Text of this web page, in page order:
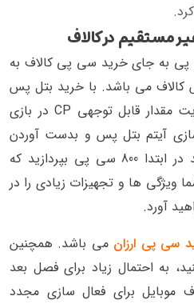
مستقیم در کالاف
به جای خرید سی پی کالاف به
می باشد. با خرید بتل پس
می توانید با انجام هر ماموریت مقدار قابل توجهی CP در بازی
آیتم بتل پس و بدست آوردن
CP در ماموریت های آن باید در ابتدا 800 سی پی بپردازید که
ویژگی ها و تجهیزات زیادی را در
آورد.
سی پی ارزان می باشد. همچنین
به احتمال زیاد برای فصل بعد
موبایل برای فعال سازی مجدد